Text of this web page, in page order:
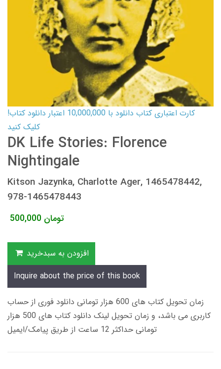
کارت اعتباری کتاب دانلود با 10,000,000 اعتبار دانلود کتاب!
کلیک کنید
DK Life Stories: Florence
Nightingale
Kitson Jazynka, Charlotte Ager, 1465478442,
978-1465478443
500,000 تومان
افزودن به سبدخرید
Inquire about the price of this book
زمان تحویل کتاب های 600 هزار تومانی دانلود فوری از حساب
کاربری می باشد، و زمان تحویل لینک دانلود کتاب های 500 هزار
تومانی حداکثر 12 ساعت از طریق پیامک/ایمیل